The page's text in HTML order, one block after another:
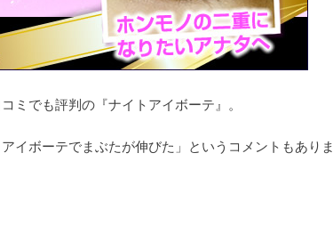
ミでも評判の『ナイトアイボーテ』。
イボーテでまぶたが伸びた」というコメントもありま